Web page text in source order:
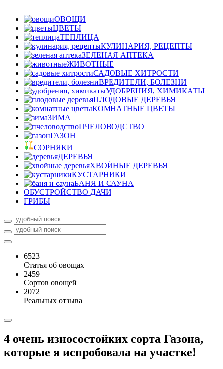
ОВОЩИ
ЦВЕТЫ
ТЕПЛИЦА
КУЛИНАРИЯ, РЕЦЕПТЫ
ЗЕЛЕНАЯ АПТЕКА
ЖИВОТНЫЕ
САДОВЫЕ ХИТРОСТИ
ВРЕДИТЕЛИ, БОЛЕЗНИ
УДОБРЕНИЯ, ХИМИКАТЫ
ПЛОДОВЫЕ ДЕРЕВЬЯ
КОМНАТНЫЕ ЦВЕТЫ
ЗИМА
ПЧЕЛОВОДСТВО
ГАЗОН
СОРНЯКИ
ДЕРЕВЬЯ
ХВОЙНЫЕ ДЕРЕВЬЯ
КУСТАРНИКИ
БАНЯ И САУНА
ОБУСТРОЙСТВО ДАЧИ
ГРИБЫ
6523
Статья об овощах
2459
Сортов овощей
2072
Реальных отзыва
4 очень износостойких сорта Газона,
которые я испробовала на участке!